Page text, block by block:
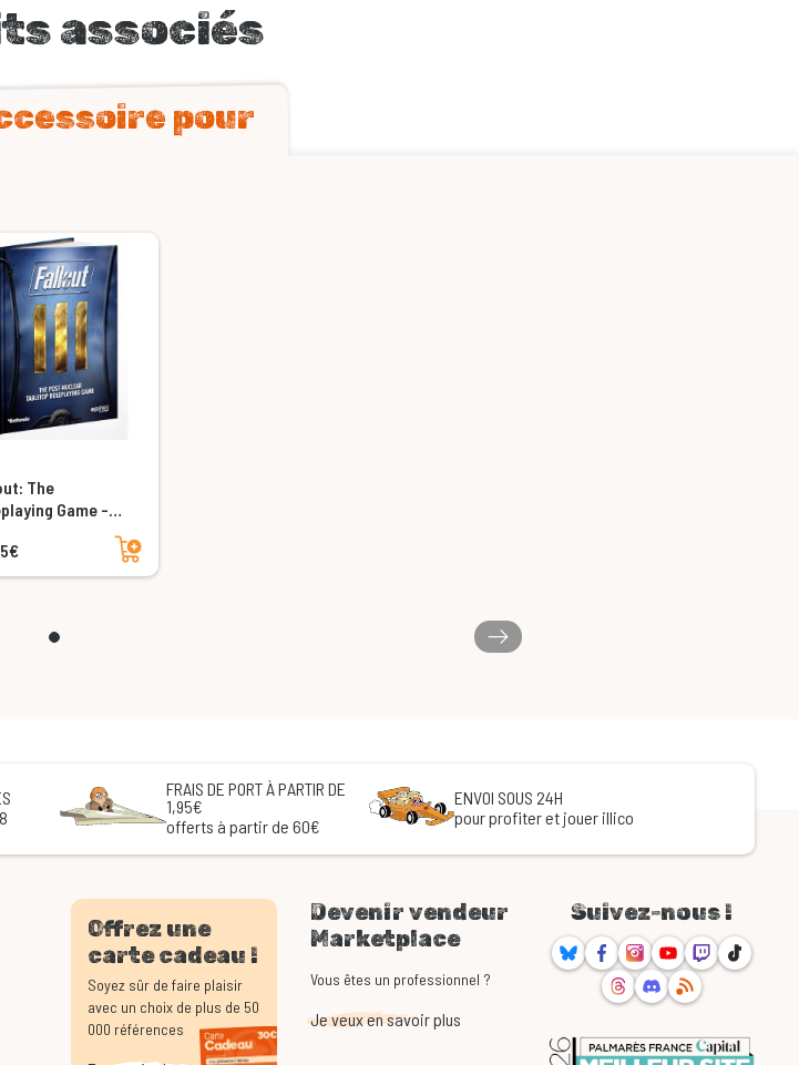
associés
pour
The
Game -
Ajouter au panier
FRAIS DE PORT À PARTIR DE
1,95€
offerts à partir de 60€
ENVOI SOUS 24H
pour profiter et jouer illico
Offrez une
carte cadeau !
Soyez sûr de faire plaisir
avec un choix de plus de 50
000 références
Devenir vendeur
Marketplace
Vous êtes un professionnel ?
Je veux en savoir plus
Suivez-nous !
BlueskyFacebookInstagram
YoutubeTwitchTikTok
ThreadsDiscord
RSS